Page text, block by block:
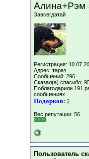
Алина+Рэм
Завсегдатай
Регистрация:
Адрес: тараз
Сообщений: 296
Сказал(а) спасибо:
Поблагодарили 191
сообщениях
Подарков: 2
Вес репутации: 56
Пользователь